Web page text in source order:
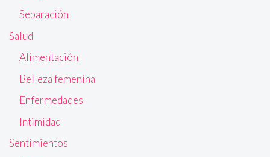
Separación
Salud
Alimentación
Belleza femenina
Enfermedades
Intimidad
Sentimientos